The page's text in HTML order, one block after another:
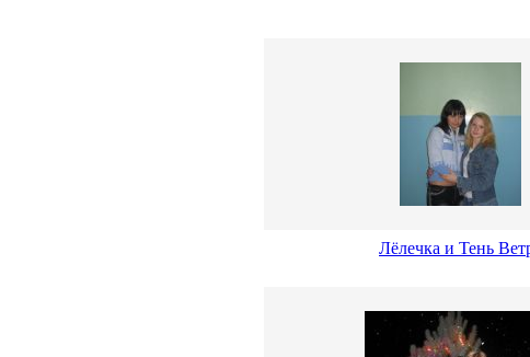
Лёлечка и Тень